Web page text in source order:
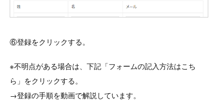
⑥登録をクリックする。
※不明点がある場合は、下記「フォームの記入方法はこち
ら」をクリックする。
→登録の手順を動画で解説しています。